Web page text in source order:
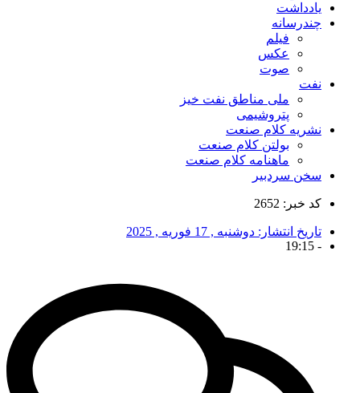
یادداشت
چندرسانه
فیلم
عکس
صوت
نفت
ملی مناطق نفت خیز
پتروشیمی
نشریه کلام صنعت
بولتن کلام صنعت
ماهنامه کلام صنعت
سخن سردبیر
کد خبر: 2652
تاریخ انتشار: دوشنبه , 17 فوریه , 2025
-
19:15